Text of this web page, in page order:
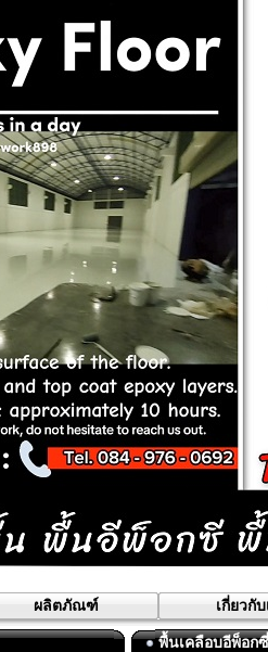
ผลิตภัณฑ์ เกี่ยวกับ
พื้นเคลือบอีพ็อก